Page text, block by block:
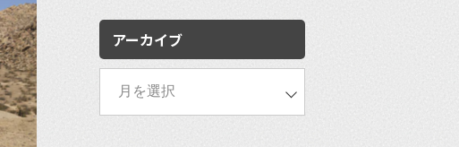
アーカイブ